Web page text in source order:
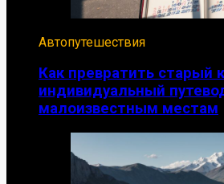
Автопутешествия
Как превратить старый
индивидуальный
малоизвестным местам